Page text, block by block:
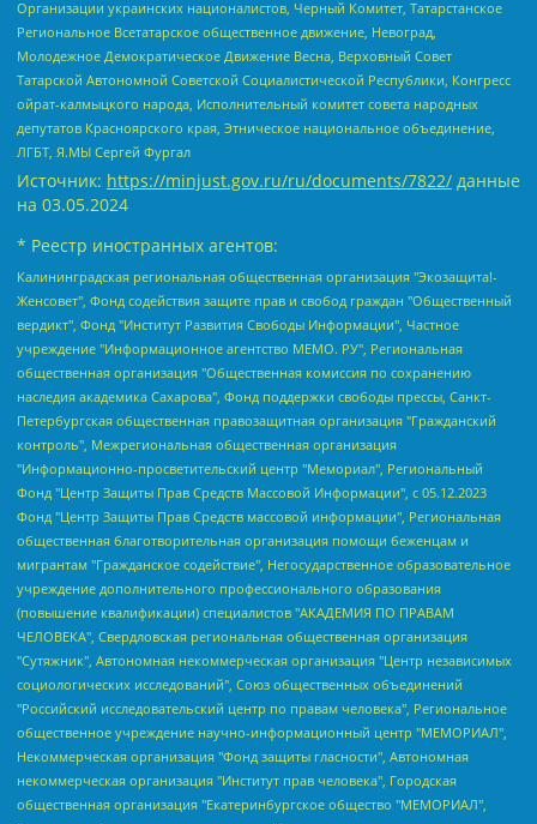
Организации украинских националистов, Черный Комитет, Татарстанское
Региональное Всетатарское общественное движение, Невоград,
Молодежное Демократическое Движение Весна, Верховный Совет
Татарской Автономной Советской Социалистической Республики, Конгресс
ойрат-калмыцкого народа, Исполнительный комитет совета народных
депутатов Красноярского края, Этническое национальное объединение,
ЛГБТ, Я.МЫ Сергей Фургал
Источник: https://minjust.gov.ru/ru/documents/7822/ данные
на 03.05.2024
* Реестр иностранных агентов:
Калининградская региональная общественная организация "Экозащита!-Женсовет", Фонд содействия защите прав и свобод граждан "Общественный вердикт", Фонд "Институт Развития Свободы Информации", Частное учреждение "Информационное агентство МЕМО. РУ", Региональная общественная организация "Общественная комиссия по сохранению наследия академика Сахарова", Фонд поддержки свободы прессы, Санкт-Петербургская общественная правозащитная организация "Гражданский контроль", Межрегиональная общественная организация "Информационно-просветительский центр "Мемориал", Региональный Фонд "Центр Защиты Прав Средств Массовой Информации", с 05.12.2023 Фонд "Центр Защиты Прав Средств массовой информации", Региональная общественная благотворительная организация помощи беженцам и мигрантам "Гражданское содействие", Негосударственное образовательное учреждение дополнительного профессионального образования (повышение квалификации) специалистов "АКАДЕМИЯ ПО ПРАВАМ ЧЕЛОВЕКА", Свердловская региональная общественная организация "Сутяжник", Автономная некоммерческая организация "Центр независимых социологических исследований", Союз общественных объединений "Российский исследовательский центр по правам человека", Региональное общественное учреждение научно-информационный центр "МЕМОРИАЛ", Некоммерческая организация "Фонд защиты гласности", Автономная некоммерческая организация "Институт прав человека", Городская общественная организация "Екатеринбургское общество "МЕМОРИАЛ", Городская общественная организация "Рязанское историко-просветительское и правозащитное общество "Мемориал" (Рязанский Мемориал), Челябинский региональный орган общественной самодеятельности – женское общественное объединение "Женщины Евразии", Челябинский региональный орган общественной самодеятельности "Уральская правозащитная группа", Фонд содействия защите здоровья и социальной справедливости имени Андрея Рылькова, Автономная Некоммерческая Организация "Аналитический Центр Юрия Левады", Автономная некоммерческая организация социальной поддержки населения "Проект Апрель", Региональная общественная организация помощи женщинам и детям, находящимся в кризисной ситуации "Информационно-методический центр "Анна", Фонд содействия развитию массовых коммуникаций и правовому просвещению "Так-так-Так", Фонд содействия устойчивому развитию "Серебряная тайга", Свердловский региональный общественный фонд социальных проектов "Новое время", "Idel.Реалии", Кавказ.Реалии, Крым.Реалии, Телеканал Настоящее Время, Татаро-башкирская служба Радио Свобода (Azatliq Radiosi), Радио Свободная Европа/Радио Свобода (PCE/PC), "Сибирь.Реалии", "Фактограф", Благотворительный фонд помощи осужденным и их семьям, Автономная некоммерческая организация "Институт глобализации и социальных движений", Фонд "В защиту прав заключенных", Частное учреждение "Центр поддержки и содействия развитию средств массовой информации", Пензенский региональный общественный благотворительный фонд "Гражданский союз", "Север.Реалии", Некоммерческая организация Фонд "Правовая инициатива", Общество с ограниченной ответственностью "Радио Свободная Европа/Радио Свобода", Чешское информационное агентство "MEDIUM-ORIENT", Красноярская региональная общественная организация "Мы против СПИДа", Камалягин Денис Николаевич, Маркелов Сергей Евгеньевич, Пономарев Лев Александрович, Савицкая Людмила Алексеевна, Автономная некоммерческая организация "Центр по работе с проблемой насилия "НАСИЛИЮ.НЕТ", Межрегиональный профессиональный союз работников здравоохранения "Альянс врачей", Юридическое лицо, зарегистрированное в Латвийской Республике, SIA "Medusa Project" (регистрационный номер 40103797863, дата регистрации 10.06.2014), Некоммерческая организация "Фонд по борьбе с коррупцией", Автономная некоммерческая организация "Институт права и публичной политики", Баданин Роман Сергеевич, Гликин Максим Александрович, Железнова Мария Михайловна, Лукьянова Юлия Сергеевна, Маетная Елизавета Витальевна, Маняхин Петр Борисович, Чуракова Ольга Владимировна, Ярош Юлия Петровна, Юридическое лицо "The Insider SIA", зарегистрированное в Риге, Латвийская Республика (дата регистрации 26.06.2015), являющееся администратором доменного имени интернет-издания "The Insider SIA", https://theins.ru, Постернак Алексей Евгеньевич, Рубин Михаил Аркадьевич, Анин Роман Александрович, Юридическое лицо Istories fonds, зарегистрированное в Латвийской Республике (регистрационный номер 50008295751, дата регистрации 24.02.2020), Великовский Дмитрий Александрович, Долинина Ирина Николаевна, Мароховская Алеся Алексеевна, Шлейнов Роман Юрьевич, Шмагун Олеся Валентиновна, Общество с ограниченной ответственностью "Альтаир 2021", Общество с ограниченной ответственностью "Вега 2021", Общество с ограниченной ответственностью "Главный редактор 2021", Общество с ограниченной ответственностью "Ромашки монолит", Важенков Артем Валерьевич, Ивановская областная общественная организация "Центр гендерных исследований", Гурман Юрий Альбертович, Медиапроект "ОВД-Инфо", Егоров Владимир Владимирович, Жилинский Владимир Александрович, Общество с ограниченной ответственностью "ЗП", Иванова София Юрьевна, Карезина Инна Павловна, Кильтау Екатерина Викторовна, Петров Алексей Викторович, Пискунов Сергей Евгеньевич, Смирнов Сергей Сергеевич, Тихонов Михаил Сергеевич, Общество с ограниченной ответственностью "ЖУРНАЛИСТ-ИНОСТРАННЫЙ АГЕНТ", Арапова Галина Юрьевна, Вольтская Татьяна Анатольевна, Американская компания "Mason G.E.S. Anonymous Foundation" (США), являющаяся владельцем интернет-издания https://mnews.world/, Компания "Stichting Bellingcat", зарегистрированная в Нидерландах (дата регистрации 11.07.2018), Захаров Андрей Вячеславович, Клепиковская Екатерина Дмитриевна, Общество с ограниченной ответственностью "МЕМО", Перл Роман Александрович, Симонов Евгений Алексеевич, Соловьева Елена Анатольевна, Сотников Даниил Владимирович, Сурначева Елизавета Дмитриевна, Автономная некоммерческая организация по защите прав человека и информированию населения "Якутия – Наше Мнение", Общество с ограниченной ответственностью "Москоу диджитал медиа", с 26.01.2023 Общество с ограниченной ответственностью "Чайка Белые сады", Ветошкина Валерия Валерьевна, Заговора Максим Александрович, Межрегиональное общественное движение "Российская ЛГБТ - сеть", Оленичев Максим Владимирович, Павлов Иван Юрьевич, Скворцова Елена Сергеевна, Общество с ограниченной ответственностью "Как бы инагент", Кочетков Игорь Викторович, Общество с ограниченной ответственностью "Честные выборы", Еланчик Олег Александрович, Общество с ограниченной ответственностью "Нобелевский призыв", Гималова Регина Эмилевна, Григорьев Андрей Валерьевич, Григорьева Алина Александровна, Ассоциация по содействию защите прав призывников, альтернативнослужащих и военнослужащих "Правозащитная группа "Гражданин.Армия.Право", Хисамова Регина Фаритовна, Автономная некоммерческая организация по реализации социально-правовых программ "Лилит", Дальневосточное общественное движение "Маяк", Санкт-Петербургская ЛГБТ-инициативная группа "Выход", Инициативная группа ЛГБТ+ "Реверс", Алексеев Андрей Викторович, Бекбулатова Таисия Львовна, Беляев Иван Михайлович, Владыкина Елена Сергеевна, Гельман Марат Александрович, Никульшина Вероника Юрьевна, Толоконникова Надежда Андреевна, Шендерович Виктор Анатольевич, Общество с ограниченной ответственностью "Данное сообщение", Общество с ограниченной ответственностью Издательский дом "Новая глава", Айнбиндер Александра Александровна, Московский комьюнити-центр для ЛГБТ+инициатив, Благотворительный фонд развития филантропии, Deutsche Welle (Германия, Kurt-Schumacher-Strasse 3, 53113 Bonn), Борзунова Мария Михайловна, Воробьев Виктор Викторович, Голубева Анна Львовна, Константинова Алла Михайловна, Малкова Ирина Владимировна, Мурадов Мурад Абдулгалимович, Осетинская Елизавета Николаевна, Понасенков Евгений Николаевич, Ганапольский Матвей Юрьевич, Киселев Евгений Алексеевич, Борухович Ирина Григорьевна, Дремин Иван Тимофеевич, Дубровский Дмитрий Викторович, Красноярская региональная общественная организация поддержки и развития альтернативных образовательных технологий и межкультурных коммуникаций "ИНТЕРРА", Маяковская Екатерина Алексеевна, Фейгин Марк Захарович, Филимонов Андрей Викторович, Дзугкоева Регина Николаевна, Доброхотов Роман Александрович, Дудь Юрий Александрович, Елкин Сергей Владимирович, Кругликов Кирилл Игоревич, Сабунаева Мария Леонидовна, Семенов Алексей Владимирович, Шаинян Карен Багратович, Шульман Екатерина Михайловна, Асафьев Артур Валерьевич, Вахштайн Виктор Семенович, Венедиктов Алексей Алексеевич, Лушникова Екатерина Евгеньевна, Волков Леонид Михайлович, Невзоров Александр Глебович, Пархоменко Сергей Борисович, Сироткин Ярослав Николаевич, Кара-Мурза Владимир Владимирович, Баранова Наталья Владимировна, Гозман Леонид Яковлевич, Кагарлицкий Борис Юльевич, Климарев Михаил Валерьевич, Милов Владимир Станиславович, Автономная некоммерческая организация Краснодарский центр современного искусства "Типография", Моргенштерн Алишер Тагирович, Соболь Любовь Эдуардовна, Общество с ограниченной ответственностью "ЛИЗА НОРМ", Каспаров Гарри Кимович, Ходорковский Михаил Борисович, Общество с ограниченной ответственностью "Апрельские тезисы", Данилович Ирина Брониславовна, Кашин Олег Владимирович, Петров Николай Владимирович, Пивоваров Алексей Владимирович, Соколов Михаил Владимирович, Цветкова Юлия Владимировна, Чичваркин Евгений Александрович, Комитет против пыток/Команда против пыток, Общество с ограниченной ответственностью "Первый научный", Общество с ограниченной ответственностью "Вертолет и ко", Белоцерковская Вероника Борисовна, Кац Максим Евгеньевич, Лазарева Татьяна Юрьевна, Шаведдинов Руслан Табризович, Яшин Илья Валерьевич, Общество с ограниченной ответственностью "Иноагент ААВ", Алешковский Дмитрий Петрович, Альбац Евгения Марковна, Быков Дмитрий Львович, Галямина Юлия Евгеньевна, Лойко Сергей Леонидович, Мартынов Кирилл Константинович, Медведев Сергей Александрович, Крашенинников Федор Геннадиевич, Гордеева Катерина Вл